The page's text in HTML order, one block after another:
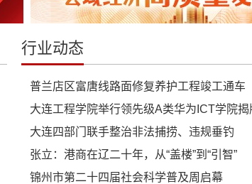
行业动态
普兰店区富唐线路面修复养护工程竣工通车
大连工程学院举行领先级A类华为ICT学院揭
大连四部门联手整治非法捕捞、违规垂钓
张立：港商在辽二十年，从“盖楼”到“引智”
锦州市第二十四届社会科学普及周启幕